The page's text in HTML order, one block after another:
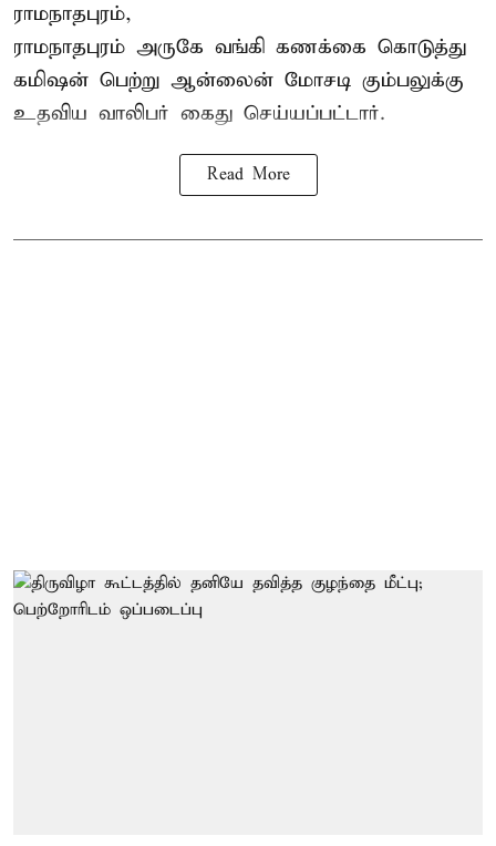
ராமநாதபுரம்,
ராமநாதபுரம் அருகே வங்கி கணக்கை கொடுத்து
கமிஷன் பெற்று ஆன்லைன் மோசடி கும்பலுக்கு
உதவிய வாலிபர் கைது செய்யப்பட்டார்.
Read More